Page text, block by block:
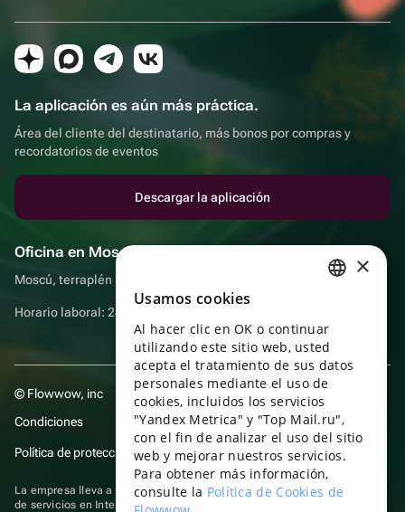
La aplicación es aún más práctica.
Área del cliente del destinatario, más bonos por compras y
recordatorios de eventos
Descargar la aplicación
Oficina en Moscú
Moscú, terraplén Sadovnicheskaya, 9, sala 2/3
Horario laboral: 24 horas
© Flowwow, inc
Condiciones
Política de protección y privacidad de datos
La empresa lleva a cabo su actividad en el ámbito de las TI: prestación
de servicios en Internet para la publicación de ofertas (anuncios) de
ENGLISH
UKRAINIAN
PORTUGUESE
SPANISH
HUNGARIAN
ITALIAN
×
Usamos cookies
Al hacer clic en OK o continuar
utilizando este sitio web, usted
acepta el tratamiento de sus datos
personales mediante el uso de
cookies, incluidos los servicios
"Yandex Metrica" y "Top Mail.ru",
con el fin de analizar el uso del sitio
web y mejorar nuestros servicios.
Para obtener más información,
consulte la Política de Cookies de